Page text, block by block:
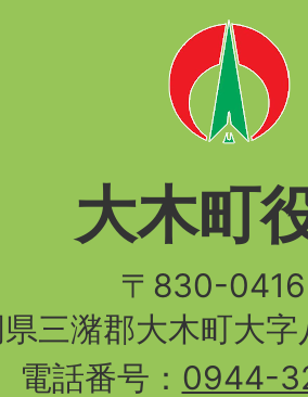
大木町
〒830-
三潴郡大木町大
電話番号： 0944-